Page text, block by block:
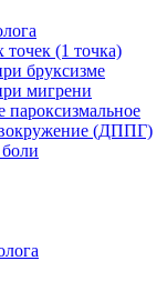
точек (1 точка)
бруксизме
мигрени
пароксизмальное
(ДППГ)